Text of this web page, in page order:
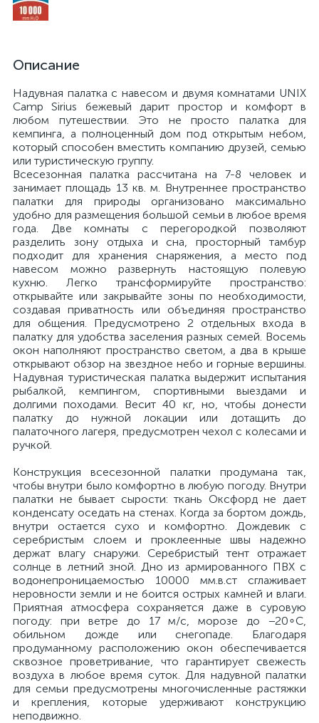
Описание
Надувная палатка с навесом и двумя комнатами UNIX
Camp Sirius бежевый дарит простор и комфорт в
любом путешествии. Это не просто палатка для
кемпинга, а полноценный дом под открытым небом,
который способен вместить компанию друзей, семью
или туристическую группу.
Всесезонная палатка рассчитана на 7-8 человек и
занимает площадь 13 кв. м. Внутреннее пространство
палатки для природы организовано максимально
удобно для размещения большой семьи в любое время
года. Две комнаты с перегородкой позволяют
разделить зону отдыха и сна, просторный тамбур
подходит для хранения снаряжения, а место под
навесом можно развернуть настоящую полевую
кухню. Легко трансформируйте пространство:
открывайте или закрывайте зоны по необходимости,
создавая приватность или объединяя пространство
для общения. Предусмотрено 2 отдельных входа в
палатку для удобства заселения разных семей. Восемь
окон наполняют пространство светом, а два в крыше
открывают обзор на звездное небо и горные вершины.
Надувная туристическая палатка выдержит испытания
рыбалкой, кемпингом, спортивными выездами и
долгими походами. Весит 40 кг, но, чтобы донести
палатку до нужной локации или дотащить до
палаточного лагеря, предусмотрен чехол с колесами и
ручкой.
Конструкция всесезонной палатки продумана так,
чтобы внутри было комфортно в любую погоду. Внутри
палатки не бывает сырости: ткань Оксфорд не дает
конденсату оседать на стенах. Когда за бортом дождь,
внутри остается сухо и комфортно. Дождевик с
серебристым слоем и проклеенные швы надежно
держат влагу снаружи. Серебристый тент отражает
солнце в летний зной. Дно из армированного ПВХ с
водонепроницаемостью 10000 мм.в.ст сглаживает
неровности земли и не боится острых камней и влаги.
Приятная атмосфера сохраняется даже в суровую
погоду: при ветре до 17 м/с, морозе до −20∘C,
обильном дожде или снегопаде. Благодаря
продуманному расположению окон обеспечивается
сквозное проветривание, что гарантирует свежесть
воздуха в любое время суток. Для надувной палатки
для семьи предусмотрены многочисленные растяжки
и крепления, которые удерживают конструкцию
неподвижно.